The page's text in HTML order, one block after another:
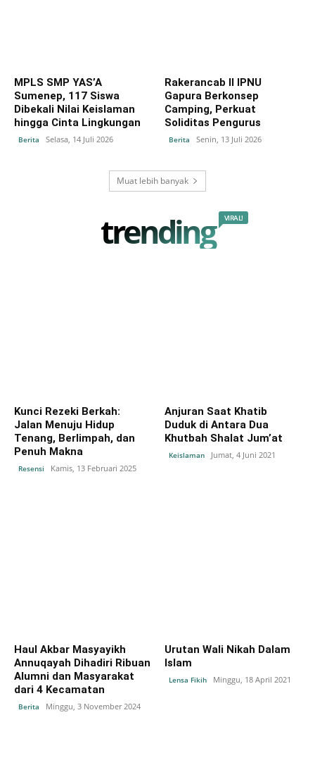
MPLS SMP YAS’A
Sumenep, 117 Siswa
Dibekali Nilai Keislaman
hingga Cinta Lingkungan
Berita Selasa, 14 Juli 2026
Rakerancab II IPNU
Gapura Berkonsep
Camping, Perkuat
Soliditas Pengurus
Berita Senin, 13 Juli 2026
Muat lebih banyak
trending VIRAL!
Kunci Rezeki Berkah:
Jalan Menuju Hidup
Tenang, Berlimpah, dan
Penuh Makna
Resensi Kamis, 13 Februari 2025
Anjuran Saat Khatib
Duduk di Antara Dua
Khutbah Shalat Jum’at
Keislaman Jumat, 4 Juni 2021
Haul Akbar Masyayikh
Annuqayah Dihadiri Ribuan
Alumni dan Masyarakat
dari 4 Kecamatan
Berita Minggu, 3 November 2024
Urutan Wali Nikah Dalam
Islam
Lensa Fikih Minggu, 18 April 2021